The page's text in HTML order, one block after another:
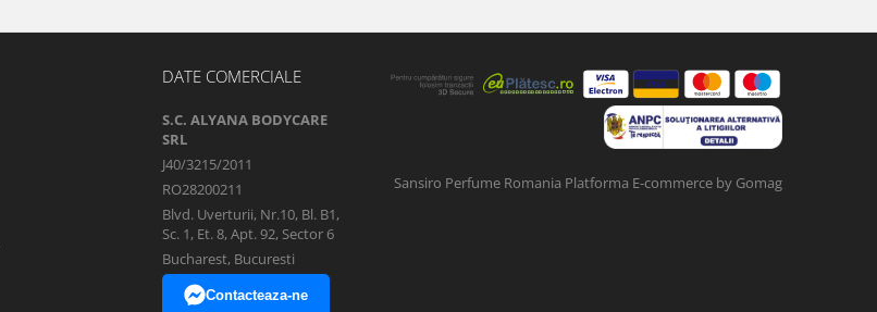
DATE COMERCIALE
S.C. ALYANA BODYCARE
SRL
J40/3215/2011
RO28200211
Blvd. Uverturii, Nr.10, Bl. B1,
Sc. 1, Et. 8, Apt. 92, Sector 6
Bucharest, Bucuresti
Contacteaza-ne
Sansiro Perfume Romania Platforma E-commerce by Gomag